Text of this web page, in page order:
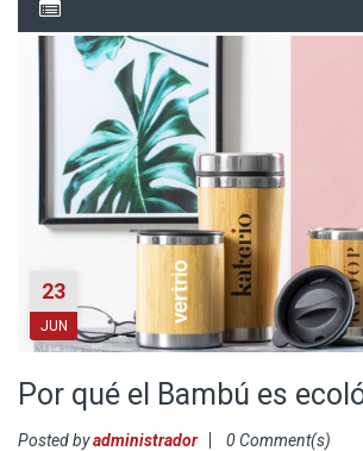
23
JUN
Por qué el Bambú es
Posted byadministrador 0 Comment(s)